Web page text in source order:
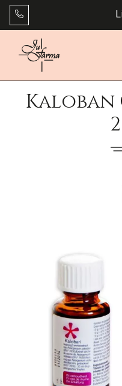
Kaloban